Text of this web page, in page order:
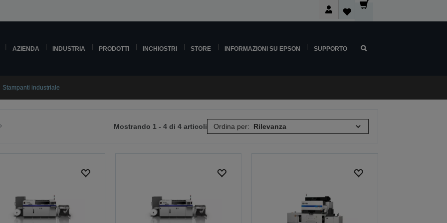
AZIENDA INDUSTRIA PRODOTTI INCHIOSTRI STORE INFORMAZIONI SU EPSON SUPPORTO
Stampanti industriale
Mostrando 1 - 4 di 4 articoli Ordina per: